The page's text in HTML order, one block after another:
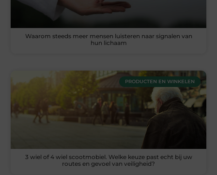
Waarom steeds meer mensen luisteren naar signalen van
hun lichaam
PRODUCTEN EN WINKELEN
3 wiel of 4 wiel scootmobiel. Welke keuze past echt bij uw
routes en gevoel van veiligheid?